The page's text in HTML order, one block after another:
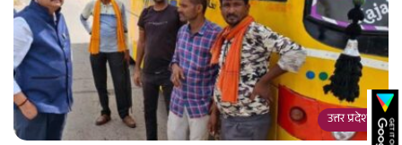
उत्तर प्रदेश